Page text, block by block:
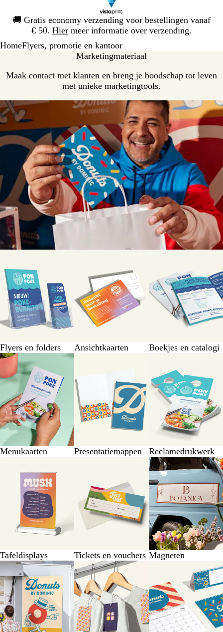
🚚 Gratis economy verzending voor bestellingen vanaf
€ 50. Hier meer informatie over verzending.
1
HomeFlyers, promotie en kantoor
Marketingmateriaal
Maak contact met klanten en breng je boodschap tot leven
met unieke marketingtools.
Flyers en folders Ansichtkaarten Boekjes en catalogi
Menukaarten Presentatiemappen Reclamedrukwerk
Tafeldisplays Tickets en vouchers Magneten